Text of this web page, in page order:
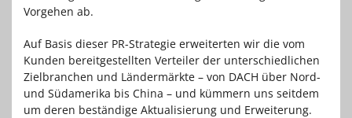
Vorgehen ab.
Auf Basis dieser PR-Strategie erweiterten wir die vom
Kunden bereitgestellten Verteiler der unterschiedlichen
Zielbranchen und Ländermärkte – von DACH über Nord-
und Südamerika bis China – und kümmern uns seitdem
um deren beständige Aktualisierung und Erweiterung.